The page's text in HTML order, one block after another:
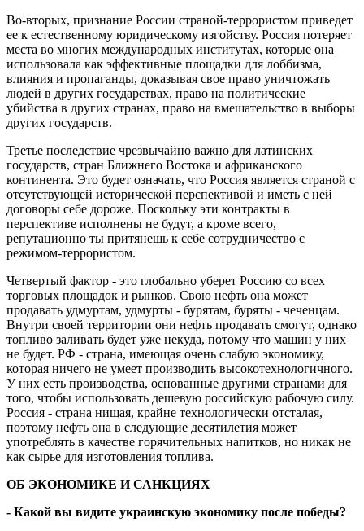
Во-вторых, признание России страной-террористом приведет
ее к естественному юридическому изгойству. Россия потеряет
места во многих международных институтах, которые она
использовала как эффективные площадки для лоббизма,
влияния и пропаганды, доказывая свое право уничтожать
людей в других государствах, право на политические
убийства в других странах, право на вмешательство в выборы
других государств.
Третье последствие чрезвычайно важно для латинских
государств, стран Ближнего Востока и африканского
континента. Это будет означать, что Россия является страной с
отсутствующей исторической перспективой и иметь с ней
договоры себе дороже. Поскольку эти контракты в
перспективе исполнены не будут, а кроме всего,
репутационно ты притянешь к себе сотрудничество с
режимом-террористом.
Четвертый фактор - это глобально уберет Россию со всех
торговых площадок и рынков. Свою нефть она может
продавать удмуртам, удмурты - бурятам, буряты - чеченцам.
Внутри своей территории они нефть продавать смогут, однако
топливо заливать будет уже некуда, потому что машин у них
не будет. РФ - страна, имеющая очень слабую экономику,
которая ничего не умеет производить высокотехнологичного.
У них есть производства, основанные другими странами для
того, чтобы использовать дешевую российскую рабочую силу.
Россия - страна нищая, крайне технологически отсталая,
поэтому нефть она в следующие десятилетия может
употреблять в качестве горячительных напитков, но никак не
как сырье для изготовления топлива.
ОБ ЭКОНОМИКЕ И САНКЦИЯХ
- Какой вы видите украинскую экономику после победы?